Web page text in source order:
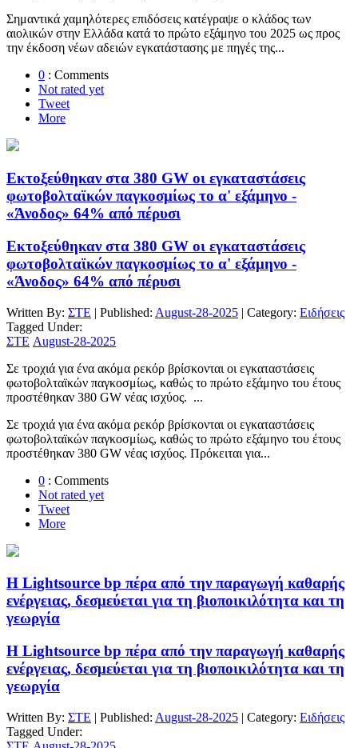
Σημαντικά χαμηλότερες επιδόσεις κατέγραψε ο κλάδος των
αιολικών στην Ελλάδα κατά το πρώτο εξάμηνο του 2025 ως προς
την έκδοση νέων αδειών εγκατάστασης με πηγές της...
0 : Comments
Not rated yet
Tweet
More
Εκτοξεύθηκαν στα 380 GW οι εγκαταστάσεις
φωτοβολταϊκών παγκοσμίως το α' εξάμηνο -
«Άνοδος» 64% από πέρυσι
Εκτοξεύθηκαν στα 380 GW οι εγκαταστάσεις
φωτοβολταϊκών παγκοσμίως το α' εξάμηνο -
«Άνοδος» 64% από πέρυσι
Written By: ΣΤΕ | Published: August-28-2025 | Category: Ειδήσεις
Tagged Under:
ΣΤΕ August-28-2025
Σε τροχιά για ένα ακόμα ρεκόρ βρίσκονται οι εγκαταστάσεις
φωτοβολταϊκών παγκοσμίως, καθώς το πρώτο εξάμηνο του έτους
προστέθηκαν 380 GW νέας ισχύος. ...
Σε τροχιά για ένα ακόμα ρεκόρ βρίσκονται οι εγκαταστάσεις
φωτοβολταϊκών παγκοσμίως, καθώς το πρώτο εξάμηνο του έτους
προστέθηκαν 380 GW νέας ισχύος. Πρόκειται για...
0 : Comments
Not rated yet
Tweet
More
Η Lightsource bp πέρα από την παραγωγή καθαρής
ενέργειας, δεσμεύεται για τη βιοποικιλότητα και τη
γεωργία
Η Lightsource bp πέρα από την παραγωγή καθαρής
ενέργειας, δεσμεύεται για τη βιοποικιλότητα και τη
γεωργία
Written By: ΣΤΕ | Published: August-28-2025 | Category: Ειδήσεις
Tagged Under: